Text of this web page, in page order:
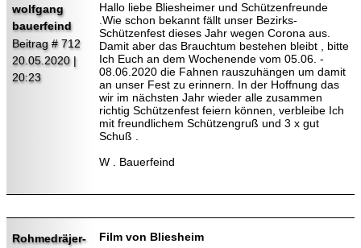
wolfgang
bauerfeind
Beitrag # 712
20.05.2020 |
20:23
Hallo liebe Bliesheimer und Schützenfreunde
.Wie schon bekannt fällt unser Bezirks-
Schützenfest dieses Jahr wegen Corona aus.
Damit aber das Brauchtum bestehen bleibt , bitte
Ich Euch an dem Wochenende vom 05.06. -
08.06.2020 die Fahnen rauszuhängen um damit
an unser Fest zu erinnern. In der Hoffnung das
wir im nächsten Jahr wieder alle zusammen
richtig Schützenfest feiern können, verbleibe Ich
mit freundlichem Schützengruß und 3 x gut
Schuß .
W . Bauerfeind
Rohmedräjer-
Film von Bliesheim